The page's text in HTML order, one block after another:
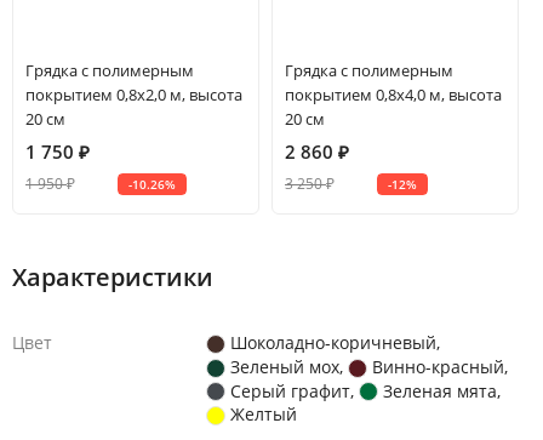
Грядка с полимерным
покрытием 0,8х2,0 м, высота
20 см
1 750 ₽
1 950₽ -10.26%
Грядка с полимерным
покрытием 0,8х4,0 м, высота
20 см
2 860 ₽
3 250₽ -12%
Характеристики
Цвет Шоколадно-коричневый,
Зеленый мох, Винно-красный,
Серый графит, Зеленая мята,
Желтый